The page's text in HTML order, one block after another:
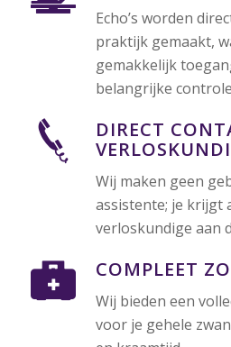
Echo’s worden
praktijk gemaakt,
gemakkelijk
belangrijke
DIRECT
Wij maken geen
assistente; je krijgt
verloskundige aan
COMPLEET
Wij bieden een
voor je gehele